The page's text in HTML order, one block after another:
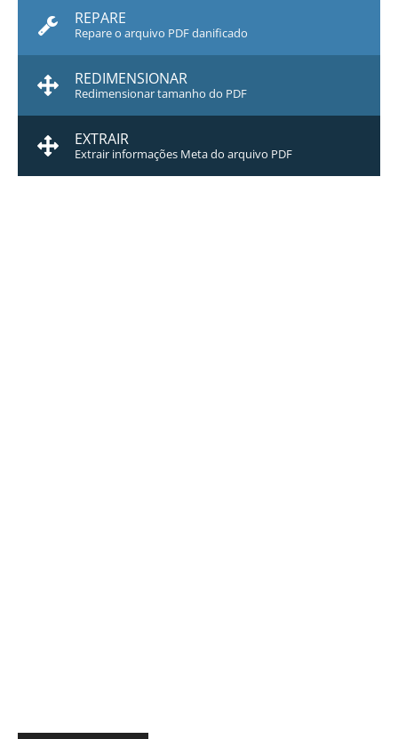
REPARE
Repare o arquivo PDF danificado
REDIMENSIONAR
Redimensionar tamanho do PDF
EXTRAIR
Extrair informações Meta do arquivo PDF